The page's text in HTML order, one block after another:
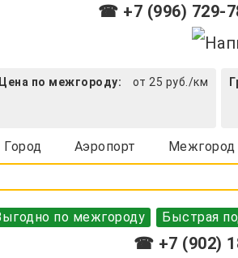
☎ +7 (996) 729-
Цена по межгороду: от 25 руб./км
Город Аэропорт Межгород
по межгороду Быстрая
☎ +7 (902)